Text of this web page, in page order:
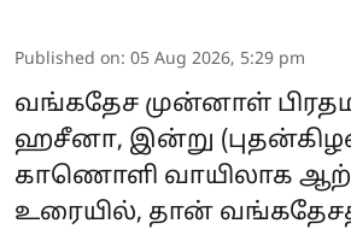
Published on: 05 Aug 2026, 5:29 pm
வங்கதேச முன்னாள்
ஹசீனா, இன்று
காணொளி வாயிலாக
உரையில், தான்